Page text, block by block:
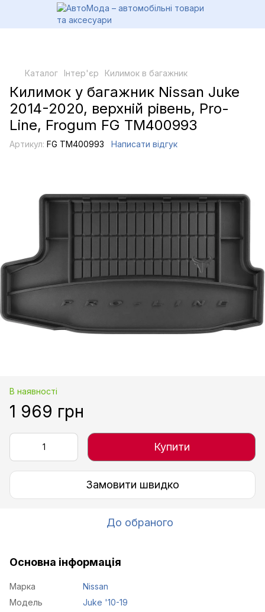
Каталог Інтер'єр Килимок в багажник
Килимок у багажник Nissan Juke
2014-2020, верхній рівень, Pro-
Line, Frogum FG TM400993
Артикул: FG TM400993 Написати відгук
В наявності
1 969 грн
Купити
Замовити швидко
До обраного
Основна інформація
Марка
Nissan
Модель
Juke '10-19